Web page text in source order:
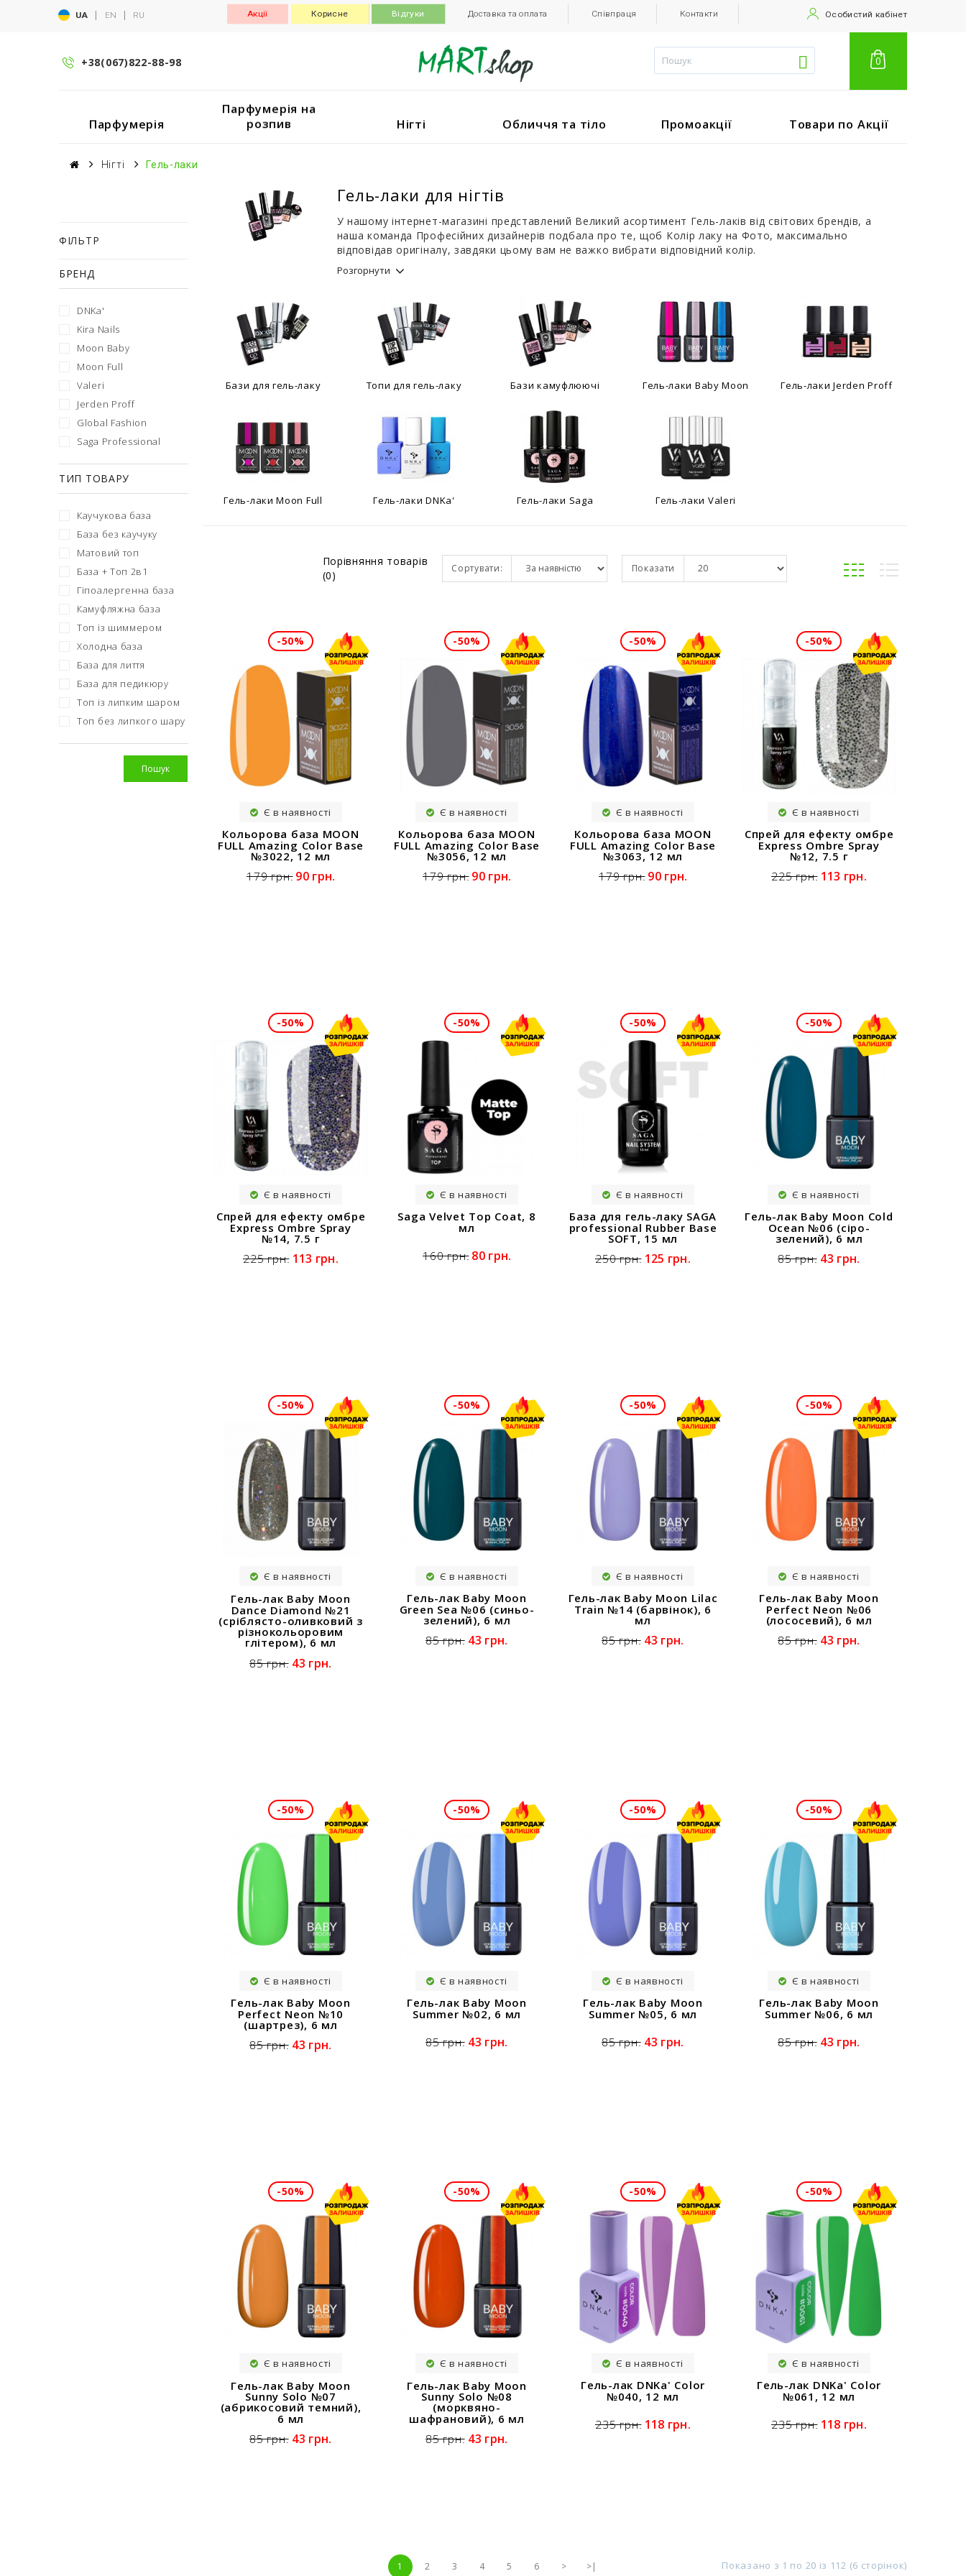
UA | EN | RU Акції Корисне Відгуки Доставка та оплата Співпраця Контакти Особистий кабінет
+38(067)822-88-98 0
Парфумерія
Парфумерія на
розпив
Нігті Обличчя та тіло Промоакції Товари по Акції
Нігті Гель-лаки
ФІЛЬТР
БРЕНД
DNKa'
Kira Nails
Moon Baby
Moon Full
Valeri
Jerden Proff
Global Fashion
Saga Professional
ТИП ТОВАРУ
Каучукова база
База без каучуку
Матовий топ
База + Топ 2в1
Гіпоалергенна база
Камуфляжна база
Топ із шиммером
Холодна база
База для лиття
База для педикюру
Топ із липким шаром
Топ без липкого шару
Пошук
Гель-лаки для нігтів
У нашому інтернет-магазині представлений Великий асортимент Гель-лаків від світових брендів, а
наша команда Професійних дизайнерів подбала про те, щоб Колір лаку на Фото, максимально
відповідав оригіналу, завдяки цьому вам не важко вибрати відповідний колір.
Гель-лаки містять високу кількість кольорового пігменту, що робить їх більш економічними, ніж
глянсовий блиск і приголомшливу стійкість. На ньому не виявляються подряпини. Тривалість носіння
гель-лаку становить від 2 тижнів без сколів, зміни кольору та помутнінь.
Розгорнути
Бази для гель-лаку Топи для гель-лаку Бази камуфлюючі Гель-лаки Baby Moon Гель-лаки Jerden Proff
Гель-лаки Moon Full Гель-лаки DNKa' Гель-лаки Saga Гель-лаки Valeri
Порівняння товарів
(0)
Сортувати: Показати
-50%
Є в наявності
Кольорова база MOON
FULL Amazing Color Base
№3022, 12 мл
179 грн. 90 грн.
-50%
Є в наявності
Кольорова база MOON
FULL Amazing Color Base
№3056, 12 мл
179 грн. 90 грн.
-50%
Є в наявності
Кольорова база MOON
FULL Amazing Color Base
№3063, 12 мл
179 грн. 90 грн.
-50%
Є в наявності
Спрей для ефекту омбре
Express Ombre Spray
№12, 7.5 г
225 грн. 113 грн.
-50%
Є в наявності
Спрей для ефекту омбре
Express Ombre Spray
№14, 7.5 г
225 грн. 113 грн.
-50%
Є в наявності
Saga Velvet Top Coat, 8
мл
160 грн. 80 грн.
-50%
Є в наявності
База для гель-лаку SAGA
professional Rubber Base
SOFT, 15 мл
250 грн. 125 грн.
-50%
Є в наявності
Гель-лак Baby Moon Cold
Ocean №06 (сіро-
зелений), 6 мл
85 грн. 43 грн.
-50%
Є в наявності
Гель-лак Baby Moon
Dance Diamond №21
(сріблясто-оливковий з
різнокольоровим
глітером), 6 мл
85 грн. 43 грн.
-50%
Є в наявності
Гель-лак Baby Moon
Green Sea №06 (синьо-
зелений), 6 мл
85 грн. 43 грн.
-50%
Є в наявності
Гель-лак Baby Moon Lilac
Train №14 (барвінок), 6
мл
85 грн. 43 грн.
-50%
Є в наявності
Гель-лак Baby Moon
Perfect Neon №06
(лососевий), 6 мл
85 грн. 43 грн.
-50%
Є в наявності
Гель-лак Baby Moon
Perfect Neon №10
(шартрез), 6 мл
85 грн. 43 грн.
-50%
Є в наявності
Гель-лак Baby Moon
Summer №02, 6 мл
85 грн. 43 грн.
-50%
Є в наявності
Гель-лак Baby Moon
Summer №05, 6 мл
85 грн. 43 грн.
-50%
Є в наявності
Гель-лак Baby Moon
Summer №06, 6 мл
85 грн. 43 грн.
-50%
Є в наявності
Гель-лак Baby Moon
Sunny Solo №07
(абрикосовий темний),
6 мл
85 грн. 43 грн.
-50%
Є в наявності
Гель-лак Baby Moon
Sunny Solo №08
(морквяно-
шафрановий), 6 мл
85 грн. 43 грн.
-50%
Є в наявності
Гель-лак DNKa' Color
№040, 12 мл
235 грн. 118 грн.
-50%
Є в наявності
Гель-лак DNKa' Color
№061, 12 мл
235 грн. 118 грн.
1 2 3 4 5 6 > >| Показано з 1 по 20 із 112 (6 сторінок)